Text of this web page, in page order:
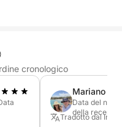
cronologico
Mariano
Data del
della
Tradotto dal